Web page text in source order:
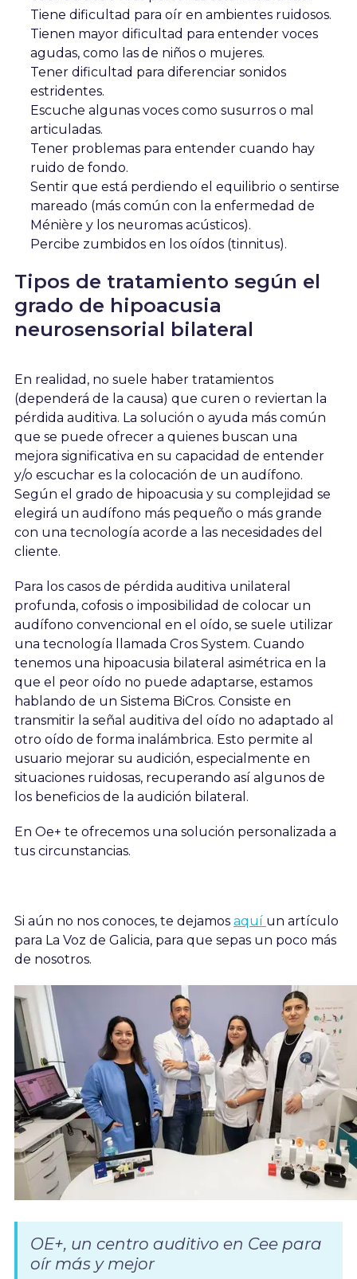
Tiene dificultad para oír en ambientes ruidosos.
Tienen mayor dificultad para entender voces
agudas, como las de niños o mujeres.
Tener dificultad para diferenciar sonidos
estridentes.
Escuche algunas voces como susurros o mal
articuladas.
Tener problemas para entender cuando hay
ruido de fondo.
Sentir que está perdiendo el equilibrio o sentirse
mareado (más común con la enfermedad de
Ménière y los neuromas acústicos).
Percibe zumbidos en los oídos (tinnitus).
Tipos de tratamiento según el
grado de hipoacusia
neurosensorial bilateral
En realidad, no suele haber tratamientos
(dependerá de la causa) que curen o reviertan la
pérdida auditiva. La solución o ayuda más común
que se puede ofrecer a quienes buscan una
mejora significativa en su capacidad de entender
y/o escuchar es la colocación de un audífono.
Según el grado de hipoacusia y su complejidad se
elegirá un audífono más pequeño o más grande
con una tecnología acorde a las necesidades del
cliente.
Para los casos de pérdida auditiva unilateral
profunda, cofosis o imposibilidad de colocar un
audífono convencional en el oído, se suele utilizar
una tecnología llamada Cros System. Cuando
tenemos una hipoacusia bilateral asimétrica en la
que el peor oído no puede adaptarse, estamos
hablando de un Sistema BiCros. Consiste en
transmitir la señal auditiva del oído no adaptado al
otro oído de forma inalámbrica. Esto permite al
usuario mejorar su audición, especialmente en
situaciones ruidosas, recuperando así algunos de
los beneficios de la audición bilateral.
En Oe+ te ofrecemos una solución personalizada a
tus circunstancias.
Si aún no nos conoces, te dejamos aquí un artículo
para La Voz de Galicia, para que sepas un poco más
de nosotros.
OE+, un centro auditivo en Cee para
oír más y mejor